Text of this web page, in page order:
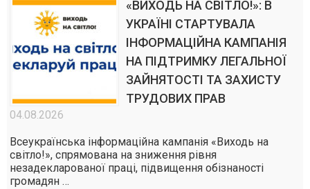
«ВИХОДЬ НА СВІТЛО!»: В
УКРАЇНІ СТАРТУВАЛА
ІНФОРМАЦІЙНА КАМПАНІЯ
НА ПІДТРИМКУ ЛЕГАЛЬНОЇ
ЗАЙНЯТОСТІ ТА ЗАХИСТУ
ТРУДОВИХ ПРАВ
04.08.2026
Всеукраїнська інформаційна кампанія «Виходь на
світло!», спрямована на зниження рівня
незадекларованої праці, підвищення обізнаності
громадян …